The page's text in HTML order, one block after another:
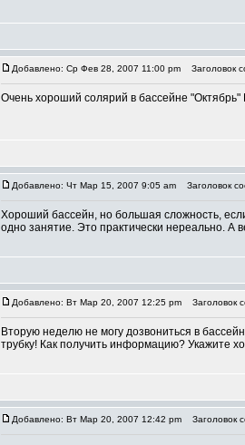
Добавлено: Ср Фев 28, 2007 11:00 pm Заголовок
Очень хороший солярий в бассейне
Добавлено: Чт Мар 15, 2007 9:05 am Заголовок
Хороший бассейн, но большая сложность,
одно занятие. Это практически нереально. А
Добавлено: Вт Мар 20, 2007 12:25 pm Заголовок
Вторую неделю не могу дозвониться в
трубку! Как получить информацию? Укажите
Добавлено: Вт Мар 20, 2007 12:42 pm Заголовок